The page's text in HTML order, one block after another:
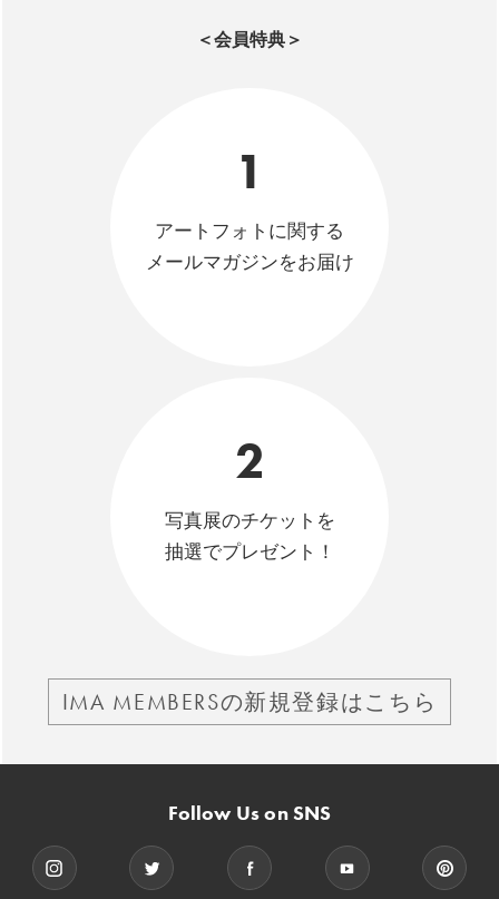
＜会員特典＞
1
アートフォトに関する
メールマガジンをお届け
2
写真展のチケットを
抽選でプレゼント！
IMA MEMBERSの新規登録はこちら
Follow Us on SNS